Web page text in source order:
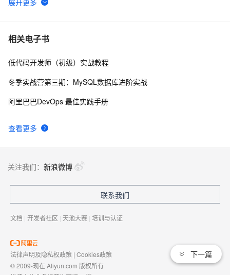
6 WebAssembly 在 MOSN 中的实践 - 基础框架篇
7 userdel使用说明
8 自己看系统的“系统还原”
相关电子书
查看更多
低代码开发师（初级）实战教程
冬季实战营第三期：MySQL数据库进阶实战
阿里巴巴DevOps 最佳实践手册
下一篇
关注我们： 新浪微博
联系我们
文档 | 开发者社区 | 天池大赛 | 培训与认证
法律声明及隐私权政策 | Cookies政策
© 2009-现在 Aliyun.com 版权所有